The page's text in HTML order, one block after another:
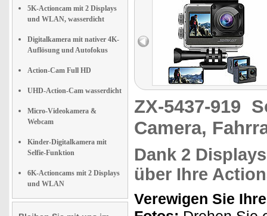
5K-Actioncam mit 2 Displays
und WLAN, wasserdicht
Digitalkamera mit nativer 4K-
Auflösung und Autofokus
Action-Cam Full HD
UHD-Action-Cam wasserdicht
Micro-Videokamera &
Webcam
Kinder-Digitalkamera mit
Selfie-Funktion
6K-Actioncams mit 2 Displays
und WLAN
ZX-5437-919
Camera,
Dank 2
über Ihre
Verewigen Sie